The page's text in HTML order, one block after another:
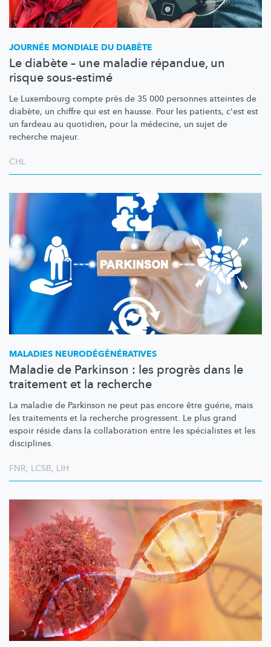
JOURNÉE MONDIALE DU DIABÈTE
Le diabète – une maladie répandue, un
risque sous-estimé
Le Luxembourg compte près de 35 000 personnes atteintes de
diabète, un chiffre qui est en hausse. Pour les patients, c'est est
un fardeau au quotidien, pour la médecine, un sujet de
recherche majeur.
CHL
MALADIES NEURODÉGÉNÉRATIVES
Maladie de Parkinson : les progrès dans le
traitement et la recherche
La maladie de Parkinson ne peut pas encore être guérie, mais
les traitements et la recherche progressent. Le plus grand
espoir réside dans la collaboration entre les spécialistes et les
disciplines.
FNR, LCSB, LIH